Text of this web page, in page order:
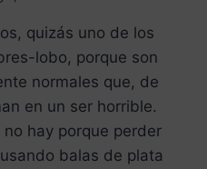
quizás uno de los
lobo, porque son
normales que, de
en un ser horrible.
hay porque perder
balas de plata